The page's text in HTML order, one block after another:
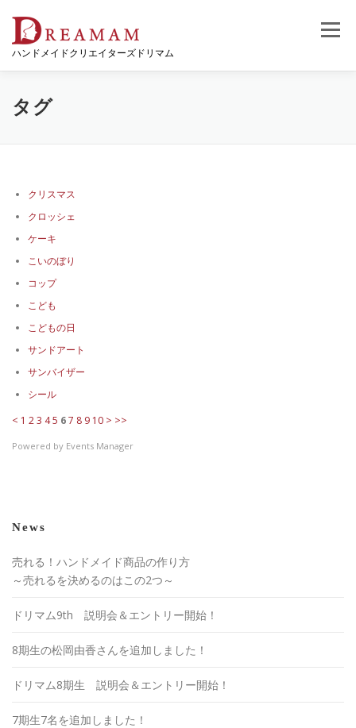
ツ
ハンドメイドクリエイターズドリマム
メニュー
タグ
クリスマス
クロッシェ
ケーキ
こいのぼり
コップ
こども
こどもの日
サンドアート
サンバイザー
シール
< 1 23 45 67 8 9 10 > >>
Powered by Events Manager
News
売れる！ハンドメイド商品の作り方
～売れるを決めるのはこの2つ～
ドリマム9th 説明会＆エントリー開始！
8期生の松岡由香さんを追加しました！
ドリマム8期生 説明会＆エントリー開始！
7期生7名を追加しました！